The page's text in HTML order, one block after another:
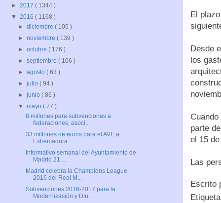
El
Desde
los
parte
el 15
Las
Escrito
► 2017 ( 1344 )
▼ 2016 ( 1168 )
►diciembre( 105 )
►noviembre( 139 )
►octubre( 176 )
►septiembre( 106 )
►agosto( 63 )
►julio( 94 )
►junio( 86 )
▼mayo( 77 )
8 millones para subvenciones a
federaciones, asoci...
33 millones de euros para el AVE a
Extremadura
Informativo semanal del Ayuntamiento de
Madrid 21 ...
Madrid celebra la Champions League
2016 del Real M...
Subvenciones 2016-2017 para la
Modernización y Din...